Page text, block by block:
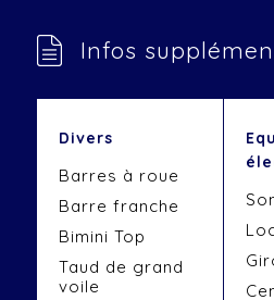
Infos
Divers
Barres à roue
Barre franche
Bimini Top
Taud de grand
voile